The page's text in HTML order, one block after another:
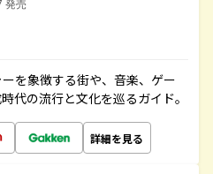
発売
を象徴する街や、音楽、ゲー
代の流行と文化を巡るガイド。
詳細を見る